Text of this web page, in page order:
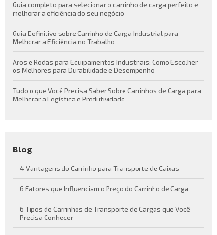
Guia completo para selecionar o carrinho de carga perfeito e
melhorar a eficiência do seu negócio
Guia Definitivo sobre Carrinho de Carga Industrial para
Melhorar a Eficiência no Trabalho
Aros e Rodas para Equipamentos Industriais: Como Escolher
os Melhores para Durabilidade e Desempenho
Tudo o que Você Precisa Saber Sobre Carrinhos de Carga para
Melhorar a Logística e Produtividade
Blog
4 Vantagens do Carrinho para Transporte de Caixas
6 Fatores que Influenciam o Preço do Carrinho de Carga
6 Tipos de Carrinhos de Transporte de Cargas que Você
Precisa Conhecer